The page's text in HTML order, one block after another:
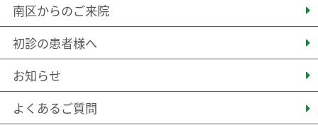
南区からのご来院
初診の患者様へ
お知らせ
よくあるご質問